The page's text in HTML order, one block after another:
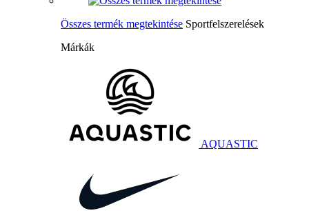
Összes termék megtekintése Sportfelszerelések
Márkák
AQUASTIC